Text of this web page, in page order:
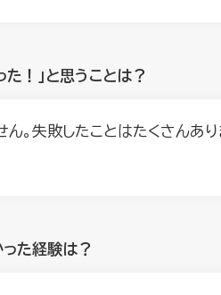
た！」と思うことは？
。失敗したことはたくさんあ
た経験は？